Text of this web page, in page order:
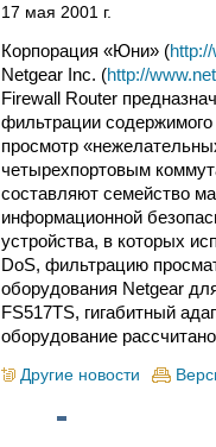
17 мая 2001 г.
Корпорация «Юни» (
Netgear Inc. (http://
Firewall Router
фильтрации
просмотр
четырехпортовым
составляют семейство
информационной
устройства, в которых
DoS, фильтрацию
оборудования Netgear
FS517TS, гигабитный
оборудование
Другие новости